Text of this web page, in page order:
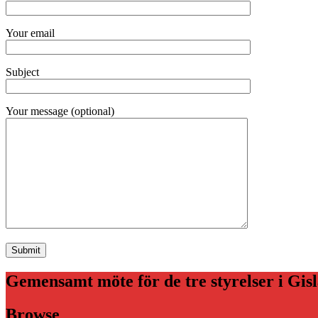
Your email
Subject
Your message (optional)
Gemensamt möte för de tre styrelser i